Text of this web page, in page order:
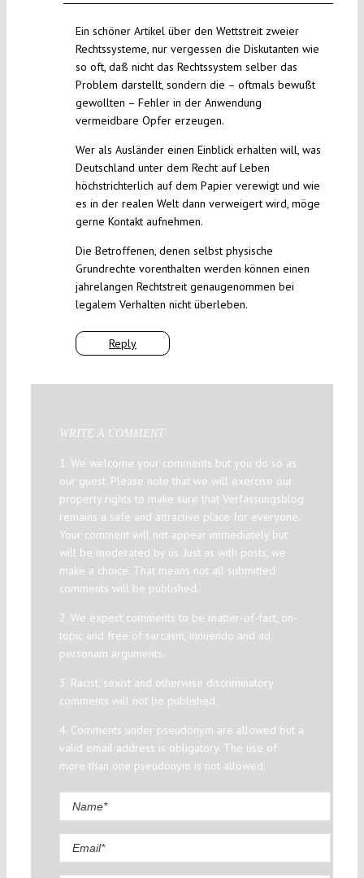
Reply
Ein schöner Artikel über den Wettstreit zweier
Rechtssysteme, nur vergessen die Diskutanten wie
so oft, daß nicht das Rechtssystem selber das
Problem darstellt, sondern die – oftmals bewußt
gewollten – Fehler in der Anwendung
vermeidbare Opfer erzeugen.
Wer als Ausländer einen Einblick erhalten will, was
Deutschland unter dem Recht auf Leben
höchstrichterlich auf dem Papier verewigt und wie
es in der realen Welt dann verweigert wird, möge
gerne Kontakt aufnehmen.
Die Betroffenen, denen selbst physische
Grundrechte vorenthalten werden können einen
jahrelangen Rechtstreit genaugenommen bei
legalem Verhalten nicht überleben.
WRITE A COMMENT
1. We welcome your comments but you do so as
our guest. Please note that we will exercise our
property rights to make sure that Verfassungsblog
remains a safe and attractive place for everyone.
Your comment will not appear immediately but
will be moderated by us. Just as with posts, we
make a choice. That means not all submitted
comments will be published.
2. We expect comments to be matter-of-fact, on-
topic and free of sarcasm, innuendo and ad
personam arguments.
3. Racist, sexist and otherwise discriminatory
comments will not be published.
4. Comments under pseudonym are allowed but a
valid email address is obligatory. The use of
more than one pseudonym is not allowed.